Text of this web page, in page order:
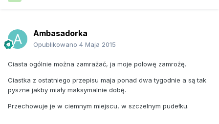
Ambasadorka
Opublikowano 4 Maja 2015
Ciasta ogólnie można zamrażać, ja moje połowę zamrożę.
Ciastka z ostatniego przepisu maja ponad dwa tygodnie a są tak
pyszne jakby miały maksymalnie dobę.
Przechowuje je w ciemnym miejscu, w szczelnym pudełku.